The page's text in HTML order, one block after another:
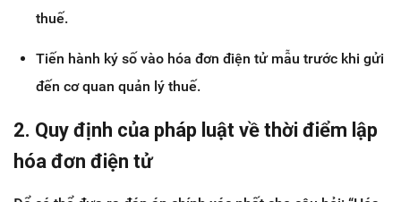
thuế.
Tiến hành ký số vào hóa đơn điện tử mẫu trước khi gửi
đến cơ quan quản lý thuế.
2. Quy định của pháp luật về thời điểm lập
hóa đơn điện tử